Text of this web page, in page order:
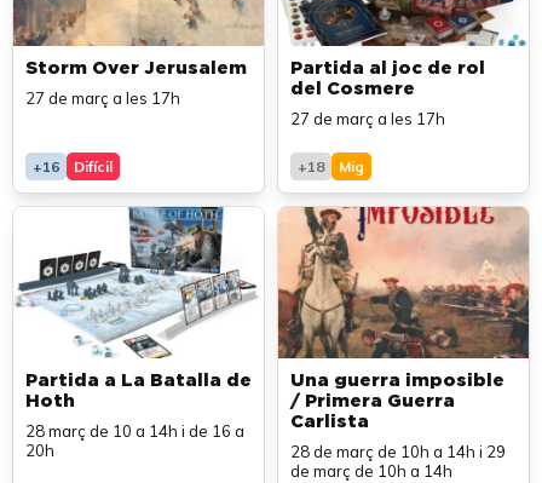
Storm Over Jerusalem
27 de març a les 17h
+16 Difícil
Partida al joc de rol
del Cosmere
27 de març a les 17h
+18 Mig
Partida a La Batalla de
Hoth
28 març de 10 a 14h i de 16 a
20h
Una guerra imposible
/ Primera Guerra
Carlista
28 de març de 10h a 14h i 29
de març de 10h a 14h